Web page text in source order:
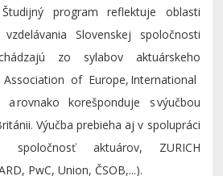
program reflektuje oblasti
vzdelávania Slovenskej spoločnosti
zo sylabov aktuárskeho
Association of Europe, International
a rovnako korešponduje s výučbou
Výučba prebieha aj v spolupráci
spoločnosť aktuárov, ZURICH
, PwC,Union, ČSOB,...).